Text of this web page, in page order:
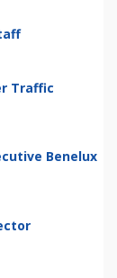
Traffic
Benelux